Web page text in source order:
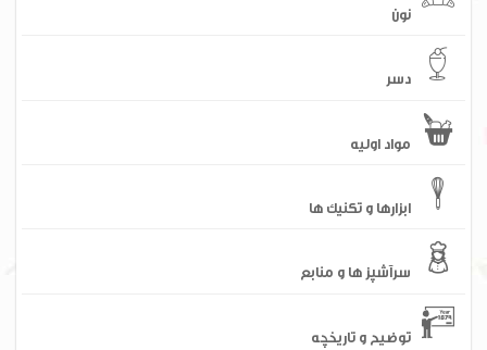
نون
دسر
مواد اولیه
ابزارها و تکنیک ها
سرآشپز ها و منابع
توضیح و تاریخچه